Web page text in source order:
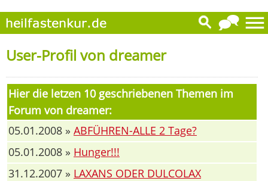
User-Profil von dreamer
Hier die letzen 10 geschriebenen Themen im
Forum von dreamer:
05.01.2008 » ABFÜHREN-ALLE 2 Tage?
05.01.2008 » Hunger!!!
31.12.2007 » LAXANS ODER DULCOLAX